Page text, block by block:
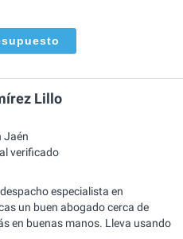
Lillo
Jaén
verificado
especialista en
un buen abogado cerca de
en buenas manos. Lleva usando